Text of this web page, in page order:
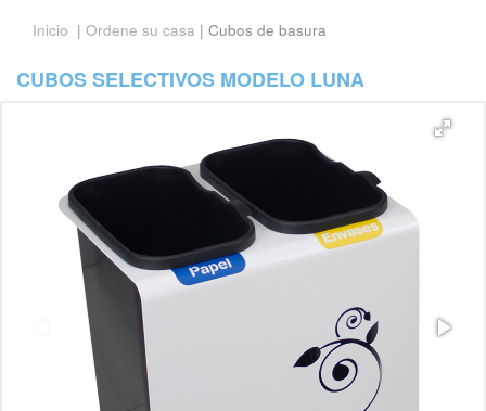
Inicio | Ordene su casa | Cubos de basura
CUBOS SELECTIVOS MODELO LUNA